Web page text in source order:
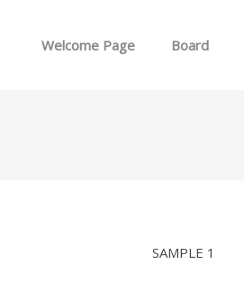
Welcome Page Board
SAMPLE 1